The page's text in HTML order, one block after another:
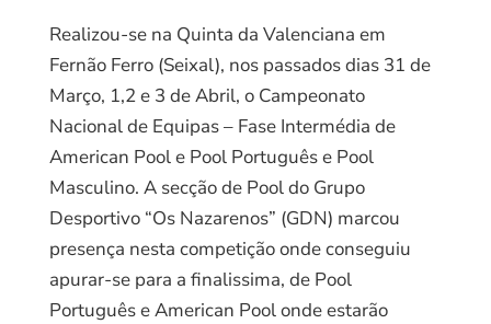
Realizou-se na Quinta da Valenciana em
Fernão Ferro (Seixal), nos passados dias 31 de
Março, 1,2 e 3 de Abril, o Campeonato
Nacional de Equipas – Fase Intermédia de
American Pool e Pool Português e Pool
Masculino. A secção de Pool do Grupo
Desportivo “Os Nazarenos” (GDN) marcou
presença nesta competição onde conseguiu
apurar-se para a finalissima, de Pool
Português e American Pool onde estarão